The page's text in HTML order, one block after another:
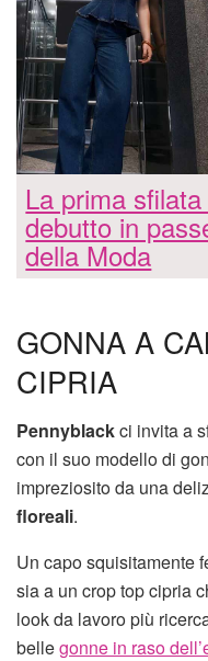
La prima
debutto in
della Moda
GONNA A
CIPRIA
Pennyblackci invita a
con il suo modello di
impreziosito da una
floreali.
Un capo squisitamente
sia a un crop top cipria
look da lavoro più
bellegonne in raso